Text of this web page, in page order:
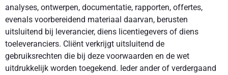
analyses, ontwerpen, documentatie, rapporten, offertes,
evenals voorbereidend materiaal daarvan, berusten
uitsluitend bij leverancier, diens licentiegevers of diens
toeleveranciers. Cliënt verkrijgt uitsluitend de
gebruiksrechten die bij deze voorwaarden en de wet
uitdrukkelijk worden toegekend. Ieder ander of verdergaand